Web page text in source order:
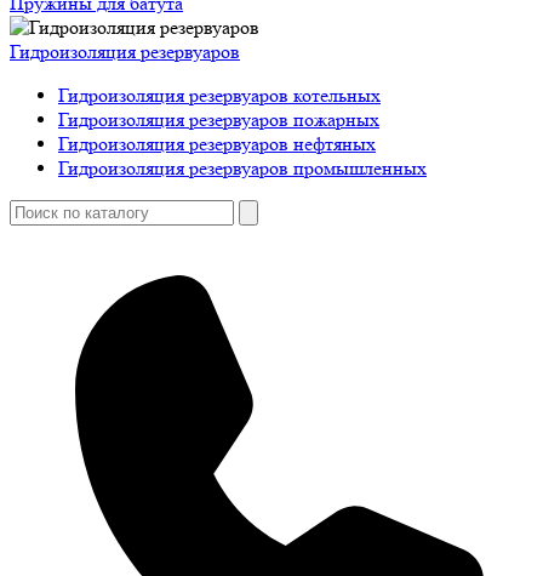
Гидроизоляция резервуаров
Гидроизоляция резервуаров котельных
Гидроизоляция резервуаров пожарных
Гидроизоляция резервуаров нефтяных
Гидроизоляция резервуаров промышленных